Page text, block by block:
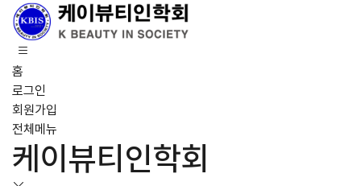
홈
로그인
회원가입
전체메뉴
케이뷰티인학회